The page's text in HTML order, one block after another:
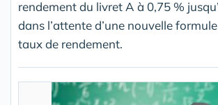
rendement du livret A à 0,75 %
dans l’attente d’une nouvelle
taux de rendement.